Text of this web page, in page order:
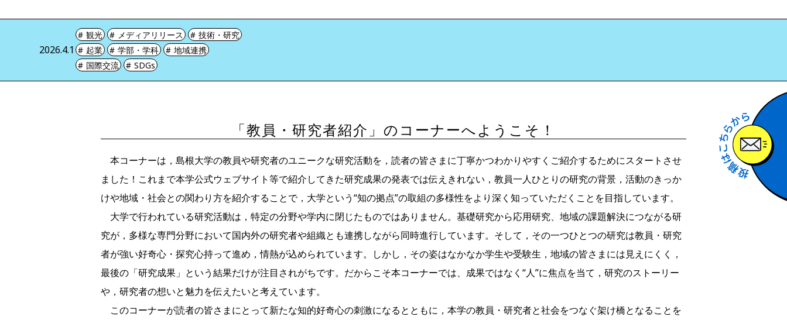
2026.4.1
観光 メディアリリース
技術・研究
起業
学部・学科
地域連携
国際交流
SDGs
「教員・研究者紹介」のコーナーへようこそ！
本コーナーは，島根大学の教員や研究者のユニークな研究活動を，読者の皆さまに丁寧かつわかりやすくご紹介するためにスタートさせ
ました！これまで本学公式ウェブサイト等で紹介してきた研究成果の発表では伝えきれない，教員一人ひとりの研究の背景，活動のきっか
けや地域・社会との関わり方を紹介することで，大学という“知の拠点”の取組の多様性をより深く知っていただくことを目指しています。
大学で行われている研究活動は，特定の分野や学内に閉じたものではありません。基礎研究から応用研究、地域の課題解決につながる研
究が，多様な専門分野において国内外の研究者や組織とも連携しながら同時進行しています。そして，その一つひとつの研究は教員・研究
者が強い好奇心・探究心持って進め，情熱が込められています。しかし，その姿はなかなか学生や受験生，地域の皆さまには見えにくく，
最後の「研究成果」という結果だけが注目されがちです。だからこそ本コーナーでは、成果ではなく“人”に焦点を当て，研究のストーリー
や，研究者の想いと魅力を伝えたいと考えています。
このコーナーが読者の皆さまにとって新たな知的好奇心の刺激になるとともに，本学の教員・研究者と社会をつなぐ架け橋となることを